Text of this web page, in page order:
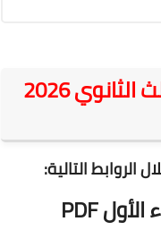
تحميل كتاب مندليف في الكيمياء المراجعة النهائية للصف الثالث الثانوي 2026